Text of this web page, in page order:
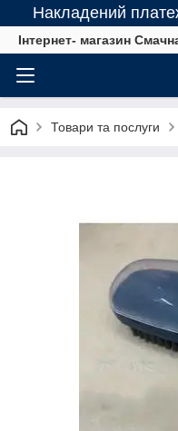
Накладений
Інтернет- магазин
Товари та послуги